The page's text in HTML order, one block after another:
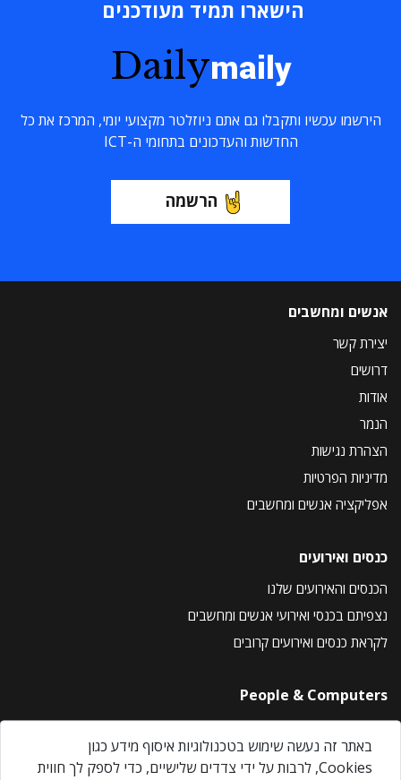
הישארו תמיד מעודכנים
Dailymaily
הירשמו עכשיו ותקבלו גם אתם ניוזלטר מקצועי יומי, המרכז את כל
החדשות והעדכונים בתחומי ה-ICT
הרשמה
אנשים ומחשבים
יצירת קשר
דרושים
אודות
הנמר
הצהרת נגישות
מדיניות הפרטיות
אפליקציה אנשים ומחשבים
כנסים ואירועים
הכנסים והאירועים שלנו
נצפיתם בכנסי ואירועי אנשים ומחשבים
לקראת כנסים ואירועים קרובים
People & Computers
About Us
Privacy Policy
באתר זה נעשה שימוש בטכנולוגיות איסוף מידע כגון
Cookies, לרבות על ידי צדדים שלישיים, כדי לספק לך חווית